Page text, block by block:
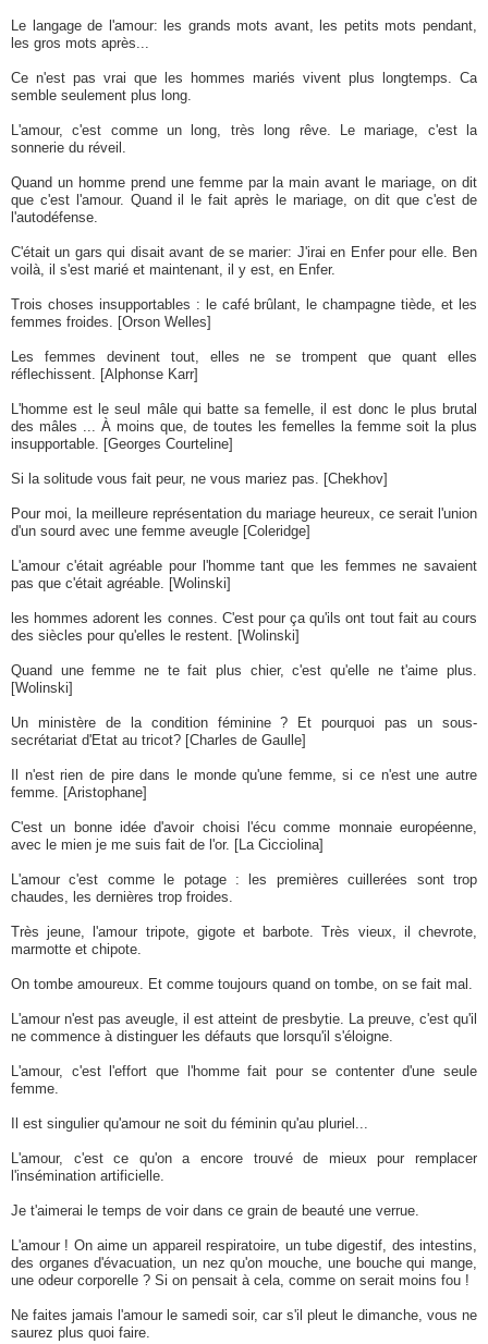
Le langage de l'amour: les grands mots avant, les petits mots pendant,
les gros mots après...
Ce n'est pas vrai que les hommes mariés vivent plus longtemps. Ca
semble seulement plus long.
L'amour, c'est comme un long, très long rêve. Le mariage, c'est la
sonnerie du réveil.
Quand un homme prend une femme par la main avant le mariage, on dit
que c'est l'amour. Quand il le fait après le mariage, on dit que c'est de
l'autodéfense.
C'était un gars qui disait avant de se marier: J'irai en Enfer pour elle. Ben
voilà, il s'est marié et maintenant, il y est, en Enfer.
Trois choses insupportables : le café brûlant, le champagne tiède, et les
femmes froides. [Orson Welles]
Les femmes devinent tout, elles ne se trompent que quant elles
réflechissent. [Alphonse Karr]
L'homme est le seul mâle qui batte sa femelle, il est donc le plus brutal
des mâles ... À moins que, de toutes les femelles la femme soit la plus
insupportable. [Georges Courteline]
Si la solitude vous fait peur, ne vous mariez pas. [Chekhov]
Pour moi, la meilleure représentation du mariage heureux, ce serait l'union
d'un sourd avec une femme aveugle [Coleridge]
L'amour c'était agréable pour l'homme tant que les femmes ne savaient
pas que c'était agréable. [Wolinski]
les hommes adorent les connes. C'est pour ça qu'ils ont tout fait au cours
des siècles pour qu'elles le restent. [Wolinski]
Quand une femme ne te fait plus chier, c'est qu'elle ne t'aime plus.
[Wolinski]
Un ministère de la condition féminine ? Et pourquoi pas un sous-
secrétariat d'Etat au tricot? [Charles de Gaulle]
Il n'est rien de pire dans le monde qu'une femme, si ce n'est une autre
femme. [Aristophane]
C'est un bonne idée d'avoir choisi l'écu comme monnaie européenne,
avec le mien je me suis fait de l'or. [La Cicciolina]
L'amour c'est comme le potage : les premières cuillerées sont trop
chaudes, les dernières trop froides.
Très jeune, l'amour tripote, gigote et barbote. Très vieux, il chevrote,
marmotte et chipote.
On tombe amoureux. Et comme toujours quand on tombe, on se fait mal.
L'amour n'est pas aveugle, il est atteint de presbytie. La preuve, c'est qu'il
ne commence à distinguer les défauts que lorsqu'il s'éloigne.
L'amour, c'est l'effort que l'homme fait pour se contenter d'une seule
femme.
Il est singulier qu'amour ne soit du féminin qu'au pluriel...
L'amour, c'est ce qu'on a encore trouvé de mieux pour remplacer
l'insémination artificielle.
Je t'aimerai le temps de voir dans ce grain de beauté une verrue.
L'amour ! On aime un appareil respiratoire, un tube digestif, des intestins,
des organes d'évacuation, un nez qu'on mouche, une bouche qui mange,
une odeur corporelle ? Si on pensait à cela, comme on serait moins fou !
Ne faites jamais l'amour le samedi soir, car s'il pleut le dimanche, vous ne
saurez plus quoi faire.